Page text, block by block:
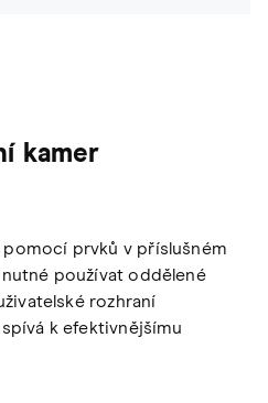
kamer
pomocí prvků v příslušném
používat oddělené
rozhraní
k efektivnějšímu